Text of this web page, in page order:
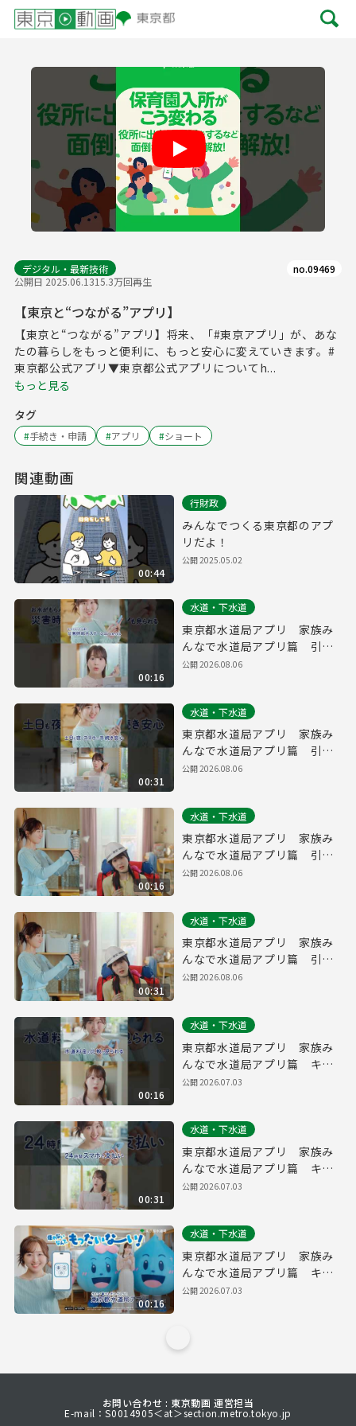
Play
デジタル・最新技術
公開日 2025.06.1315.3万回再生
no.09469
【東京と“つながる”アプリ】
【東京と“つながる”アプリ】将来、「#東京アプリ」が、あな
たの暮らしをもっと便利に、もっと安心に変えていきます。#
東京都公式アプリ▼東京都公式アプリについてh...
もっと見る
タグ
#手続き・申請 #アプリ #ショート
関連動画
00:44
行財政
みんなでつくる東京都のアプ
リだよ！
公開2025.05.02
00:16
水道・下水道
東京都水道局アプリ 家族み
んなで水道局アプリ篇 引っ
越し・防災 縦ver.（１５
公開2026.08.06
00:31
水道・下水道
東京都水道局アプリ 家族み
んなで水道局アプリ篇 引っ
越し・防災 縦ver.（３０
公開2026.08.06
00:16
水道・下水道
東京都水道局アプリ 家族み
んなで水道局アプリ篇 引っ
越し・防災（１５秒）
公開2026.08.06
00:31
水道・下水道
東京都水道局アプリ 家族み
んなで水道局アプリ篇 引っ
越し・防災（３０秒）
公開2026.08.06
00:16
水道・下水道
東京都水道局アプリ 家族み
んなで水道局アプリ篇 キャ
ッシュレス・水道料金 縦
公開2026.07.03
00:31
水道・下水道
東京都水道局アプリ 家族み
んなで水道局アプリ篇 キャ
ッシュレス・水道料金 縦
公開2026.07.03
00:16
水道・下水道
東京都水道局アプリ 家族み
んなで水道局アプリ篇 キャ
ッシュレス・水道料金（１５
公開2026.07.03
お問い合わせ : 東京動画 運営担当
E-mail：S0014905＜at＞section.metro.tokyo.jp